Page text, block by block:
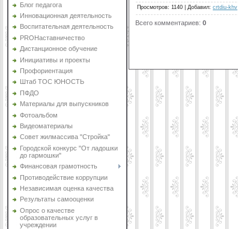
Блог педагога
Инновационная деятельность
Воспитательная деятельность
PROНаставничество
Дистанционное обучение
Инициативы и проекты
Профориентация
Штаб ТОС ЮНОСТЬ
ПФДО
Материалы для выпускников
Фотоальбом
Видеоматериалы
Совет жилмассива "Стройка"
Городской конкурс "От ладошки
до гармошки"
Финансовая грамотность
Противодействие коррупции
Независимая оценка качества
Результаты самооценки
Опрос о качестве
образовательных услуг в
учреждении
Просмотров: 1140 Добавил: crtdiu-khv
Всего комментариев: 0